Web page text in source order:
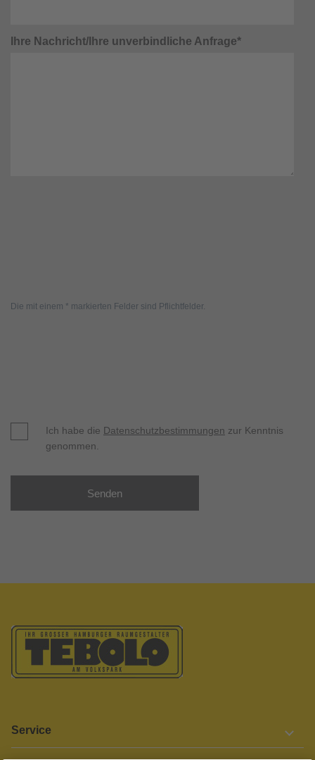
Ihre Nachricht/Ihre unverbindliche Anfrage*
Die mit einem * markierten Felder sind Pflichtfelder.
Ich habe die Datenschutzbestimmungen zur Kenntnis
genommen.
Senden
Service